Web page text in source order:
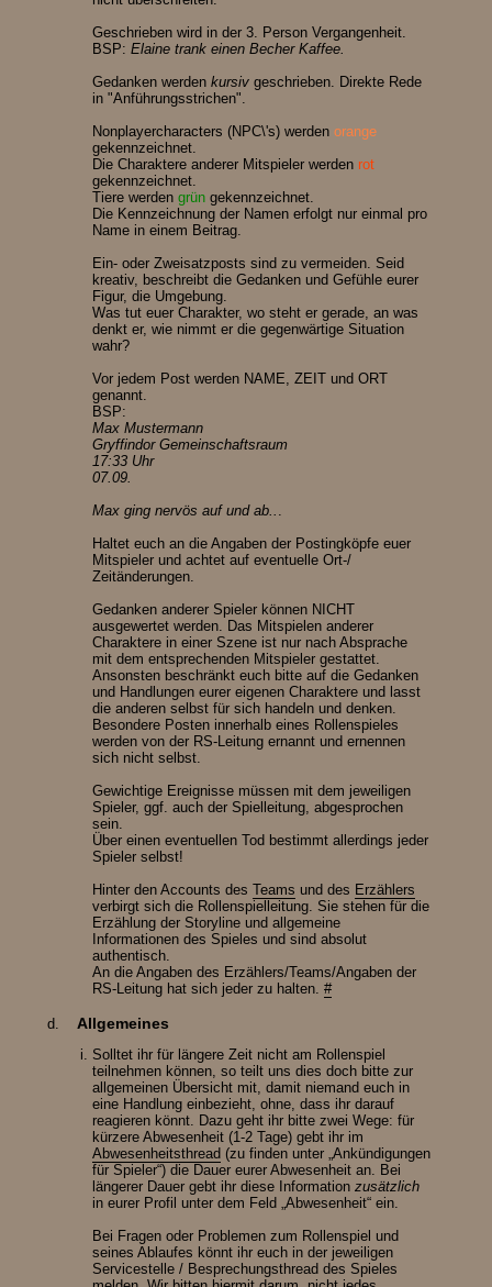
Geschrieben wird in der 3. Person Vergangenheit.
BSP:Elaine trank einen Becher Kaffee.
Gedanken werdenkursiv geschrieben. Direkte Rede
in "Anführungsstrichen".
Nonplayercharacters (NPC\'s) werdenorange
gekennzeichnet.
Die Charaktere anderer Mitspieler werden rot
gekennzeichnet.
Tiere werdengrün gekennzeichnet.
Die Kennzeichnung der Namen erfolgt nur einmal pro
Name in einem Beitrag.
Ein- oder Zweisatzposts sind zu vermeiden. Seid
kreativ, beschreibt die Gedanken und Gefühle eurer
Figur, die Umgebung.
Was tut euer Charakter, wo steht er gerade, an was
denkt er, wie nimmt er die gegenwärtige Situation
wahr?
Vor jedem Post werden NAME, ZEIT und ORT
genannt.
BSP:
Max Mustermann
Gryffindor Gemeinschaftsraum
17:33 Uhr
07.09.
Max ging nervös auf und ab.. .
Haltet euch an die Angaben der Postingköpfe euer
Mitspieler und achtet auf eventuelle Ort-/
Zeitänderungen.
Gedanken anderer Spieler können NICHT
ausgewertet werden. Das Mitspielen anderer
Charaktere in einer Szene ist nur nach Absprache
mit dem entsprechenden Mitspieler gestattet.
Ansonsten beschränkt euch bitte auf die Gedanken
und Handlungen eurer eigenen Charaktere und lasst
die anderen selbst für sich handeln und denken.
Besondere Posten innerhalb eines Rollenspieles
werden von der RS-Leitung ernannt und ernennen
sich nicht selbst.
Gewichtige Ereignisse müssen mit dem jeweiligen
Spieler, ggf. auch der Spielleitung, abgesprochen
sein.
Über einen eventuellen Tod bestimmt allerdings jeder
Spieler selbst!
Hinter den Accounts desTeams und des Erzählers
verbirgt sich die Rollenspielleitung. Sie stehen für die
Erzählung der Storyline und allgemeine
Informationen des Spieles und sind absolut
authentisch.
An die Angaben des Erzählers/Teams/Angaben der
RS-Leitung hat sich jeder zu halten.#
Allgemeines
Solltet ihr für längere Zeit nicht am Rollenspiel
teilnehmen können, so teilt uns dies doch bitte zur
allgemeinen Übersicht mit, damit niemand euch in
eine Handlung einbezieht, ohne, dass ihr darauf
reagieren könnt. Dazu geht ihr bitte zwei Wege: für
kürzere Abwesenheit (1-2 Tage) gebt ihr im
Abwesenheitsthread (zu finden unter „Ankündigungen
für Spieler“) die Dauer eurer Abwesenheit an. Bei
längerer Dauer gebt ihr diese Informationzusätzlich
in eurer Profil unter dem Feld „Abwesenheit“ ein.
Bei Fragen oder Problemen zum Rollenspiel und
seines Ablaufes könnt ihr euch in der jeweiligen
Servicestelle / Besprechungsthread des Spieles